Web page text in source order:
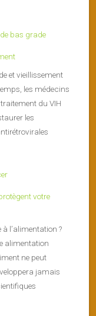
et vieillissement
les médecins
du VIH
les
votre
l’alimentation ?
alimentation
ne peut
jamais